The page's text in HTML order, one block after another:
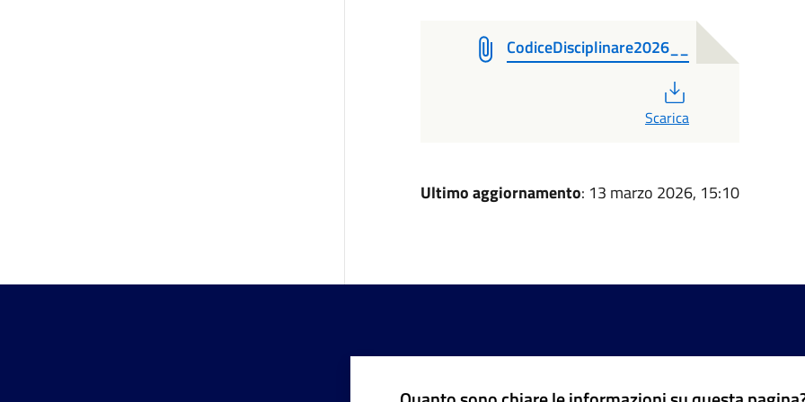
CodiceDisciplinare2026__
Scarica
Ultimo aggiornamento: 13 marzo 2026, 15:10